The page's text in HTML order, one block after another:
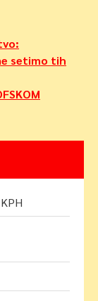
setimo tih